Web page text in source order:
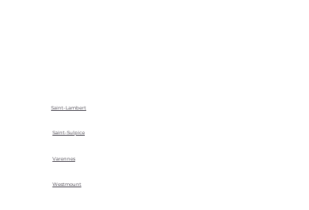
Saint-Lambert
Saint-Sulpice
Varennes
Westmount